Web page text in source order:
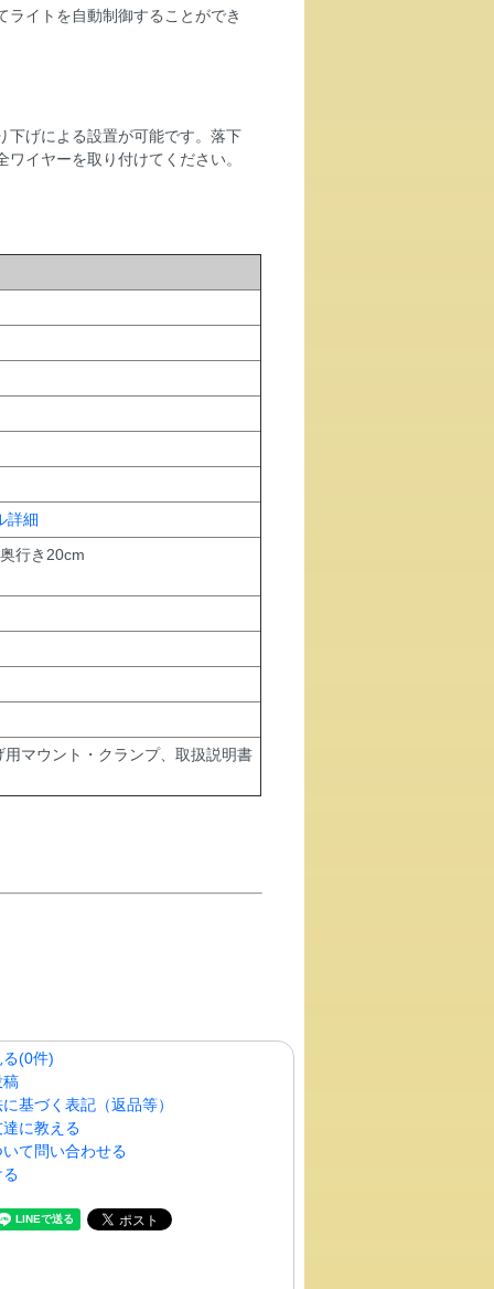
イトを自動制御することができ
下げによる設置が可能です。落下
イヤーを取り付けてください。
詳細
行き20cm
マウント・クランプ、取扱説明書
(0件)
基づく表記（返品等）
に教える
て問い合わせる